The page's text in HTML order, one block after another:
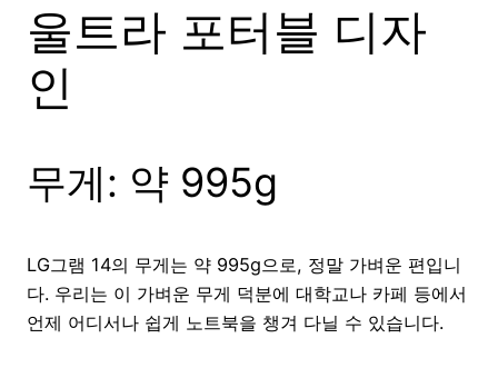
울트라 포터블 디자
인
무게: 약 995g
LG그램 14의 무게는 약 995g으로, 정말 가벼운 편입니
다. 우리는 이 가벼운 무게 덕분에 대학교나 카페 등에서
언제 어디서나 쉽게 노트북을 챙겨 다닐 수 있습니다.